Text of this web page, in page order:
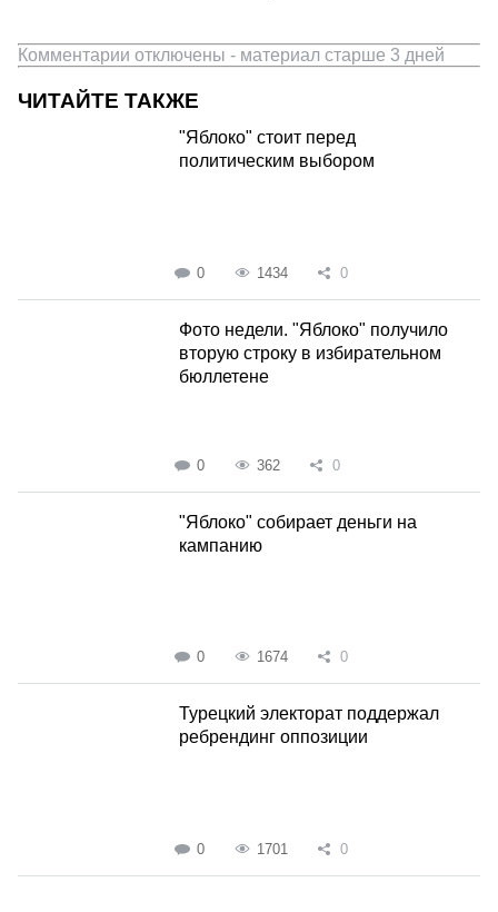
Комментарии отключены - материал старше 3 дней
ЧИТАЙТЕ ТАКЖЕ
"Яблоко" стоит перед
политическим выбором
0 1434 0
Фото недели. "Яблоко" получило
вторую строку в избирательном
бюллетене
0 362 0
"Яблоко" собирает деньги на
кампанию
0 1674 0
Турецкий электорат поддержал
ребрендинг оппозиции
0 1701 0